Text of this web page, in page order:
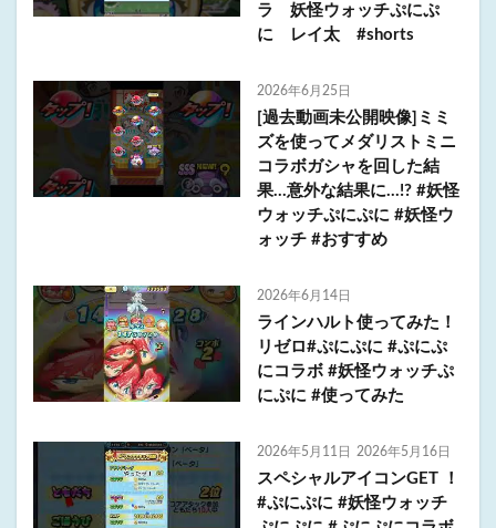
ラ 妖怪ウォッチぷにぷ
に レイ太 #shorts
2026年6月25日
[過去動画未公開映像]ミミ
ズを使ってメダリストミニ
コラボガシャを回した結
果…意外な結果に…!? #妖怪
ウォッチぷにぷに #妖怪ウ
ォッチ #おすすめ
2026年6月14日
ラインハルト使ってみた！
リゼロ#ぷにぷに #ぷにぷ
にコラボ #妖怪ウォッチぷ
にぷに #使ってみた
2026年5月11日 2026年5月16日
スペシャルアイコンGET ！
#ぷにぷに #妖怪ウォッチ